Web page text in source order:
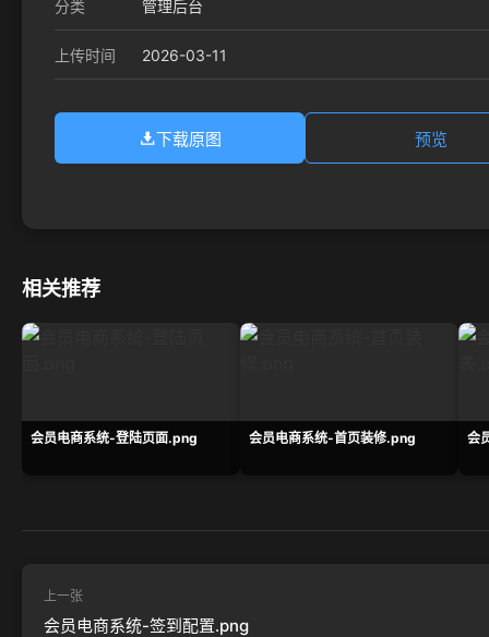
分类 管理后台
上传时间 2026-03-11
下载原图 预览
相关推荐
会员电商系统-登陆页面.png 会员电商系统-首页装修.png 会
上一张
会员电商系统-签到配置.png